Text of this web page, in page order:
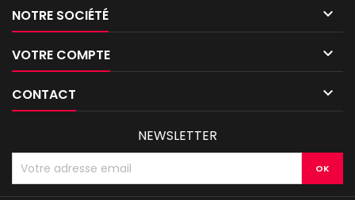
NOTRE SOCIÉTÉ 
VOTRE COMPTE 
CONTACT 
NEWSLETTER